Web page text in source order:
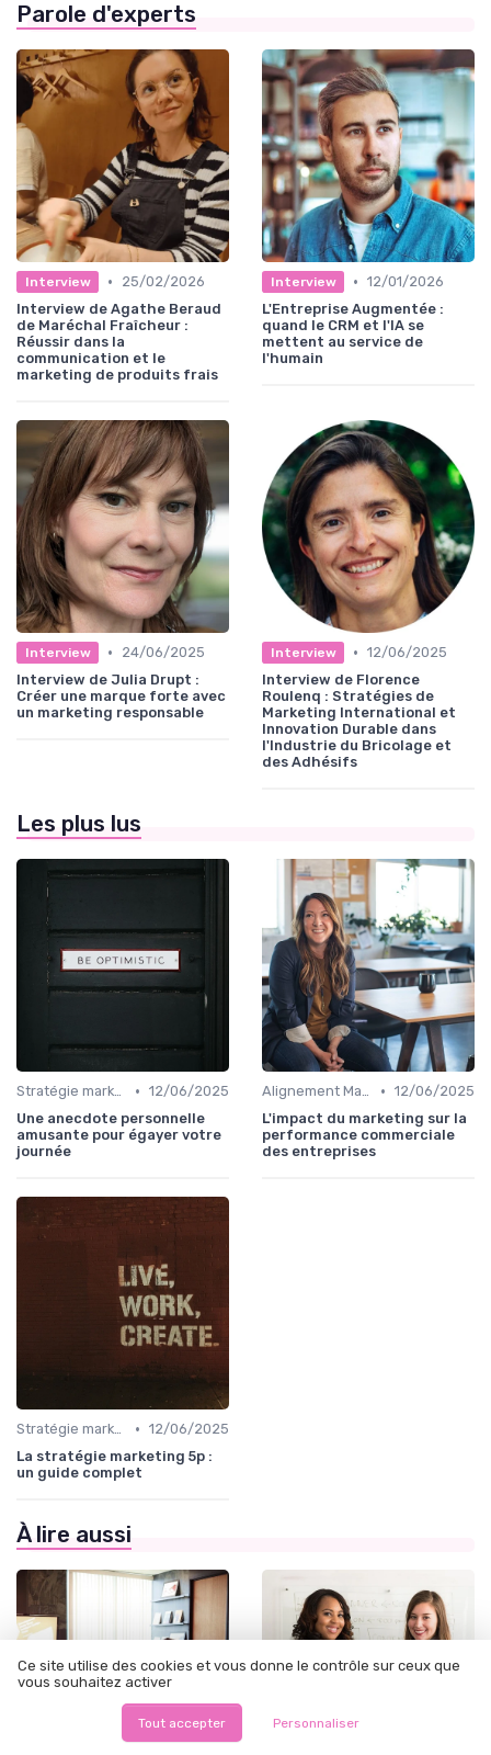
Parole d'experts
Interview •
25/02/2026
Interview de Agathe Beraud
de Maréchal Fraîcheur :
Réussir dans la
communication et le
marketing de produits frais
Interview • 12/01/2026
L'Entreprise Augmentée :
quand le CRM et l'IA se
mettent au service de
l'humain
Interview •
24/06/2025
Interview de Julia Drupt :
Créer une marque forte avec
un marketing responsable
Interview • 12/06/2025
Interview de Florence
Roulenq : Stratégies de
Marketing International et
Innovation Durable dans
l'Industrie du Bricolage et
des Adhésifs
Les plus lus
Stratégie marketing B2B et B2C • 12/06/2025
Une anecdote personnelle
amusante pour égayer votre
journée
Alignement Marketing & Sales • 12/06/2025
L'impact du marketing sur la
performance commerciale
des entreprises
Stratégie marketing B2B et B2C • 12/06/2025
La stratégie marketing 5p :
un guide complet
À lire aussi
Ce site utilise des cookies et vous donne le contrôle sur ceux que
vous souhaitez activer
Tout accepter Personnaliser